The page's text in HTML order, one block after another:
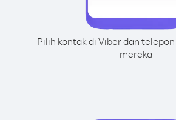
Pilih kontak di Viber dan
mereka